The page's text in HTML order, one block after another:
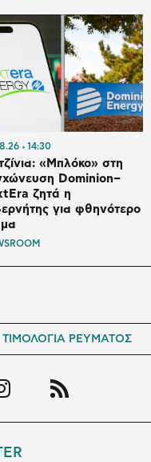
14:30
«Μπλόκο» στη
Dominion–
ζητά η
για φθηνότερο
ΤΙΜΟΛΟΓΙΑ ΡΕΥΜΑΤΟΣ